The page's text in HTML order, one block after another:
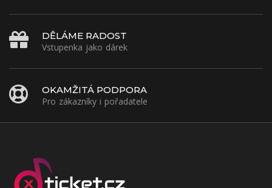
DĚLÁME RADOST
Vstupenka jako dárek
OKAMŽITÁ PODPORA
Pro zákazníky i pořadatele